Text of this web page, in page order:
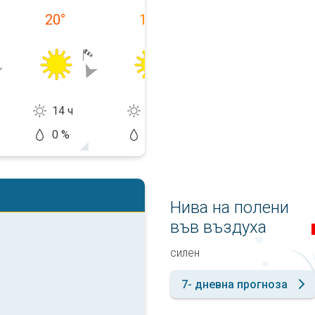
20°
14 ч
0 %
17
Нива на полени
във въздуха
силен
7- дневна прогноза